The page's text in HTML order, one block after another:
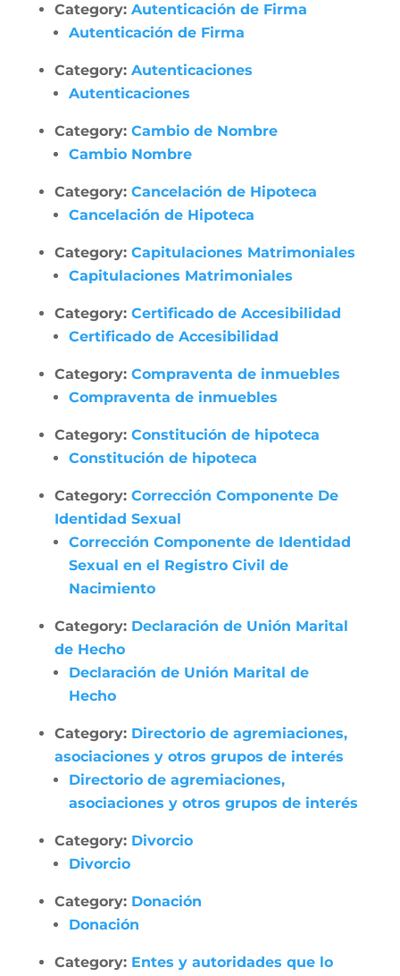
Category: Autenticación de Firma
Autenticación de Firma
Category: Autenticaciones
Autenticaciones
Category: Cambio de Nombre
Cambio Nombre
Category: Cancelación de Hipoteca
Cancelación de Hipoteca
Category: Capitulaciones Matrimoniales
Capitulaciones Matrimoniales
Category: Certificado de Accesibilidad
Certificado de Accesibilidad
Category: Compraventa de inmuebles
Compraventa de inmuebles
Category: Constitución de hipoteca
Constitución de hipoteca
Category: Corrección Componente De
Identidad Sexual
Corrección Componente de Identidad
Sexual en el Registro Civil de
Nacimiento
Category: Declaración de Unión Marital
de Hecho
Declaración de Unión Marital de
Hecho
Category: Directorio de agremiaciones,
asociaciones y otros grupos de interés
Directorio de agremiaciones,
asociaciones y otros grupos de interés
Category: Divorcio
Divorcio
Category: Donación
Donación
Category: Entes y autoridades que lo